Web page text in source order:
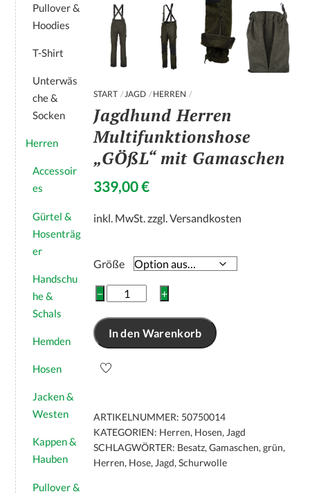
START JAGD HERREN
Jagdhund Herren
Multifunktionshose
„GÖßL“ mit Gamaschen
339,00€
inkl. MwSt.zzgl.Versandkosten
Größe
−
Jagdhund
Multifunktionshose
"GÖßL"
mit
Gamaschen
+
In den Warenkorb
ARTIKELNUMMER: 50750014
KATEGORIEN: Herren, Hosen, Jagd
SCHLAGWÖRTER: Besatz,Gamaschen,grün,
Herren, Hose, Jagd,Schurwolle
Pullover &
Hoodies
T-Shirt
Unterwäs
che &
Socken
Herren
Accessoir
es
Gürtel &
Hosenträg
er
Handschu
he &
Schals
Hemden
Hosen
Jacken &
Westen
Kappen &
Hauben
Pullover &